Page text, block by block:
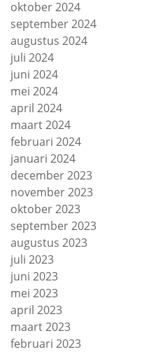
oktober 2024
september 2024
augustus 2024
juli 2024
juni 2024
mei 2024
april 2024
maart 2024
februari 2024
januari 2024
december 2023
november 2023
oktober 2023
september 2023
augustus 2023
juli 2023
juni 2023
mei 2023
april 2023
maart 2023
februari 2023